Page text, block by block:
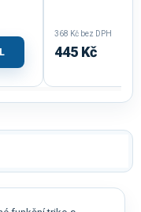
368 Kč bez DPH
445 Kč